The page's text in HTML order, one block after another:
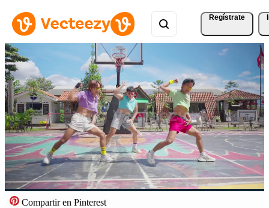
Regístrate
Compartir en Pinterest